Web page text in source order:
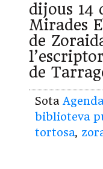
dijous 14
Mirades
de
de
Sota Agenda
biblioteva
tortosa,